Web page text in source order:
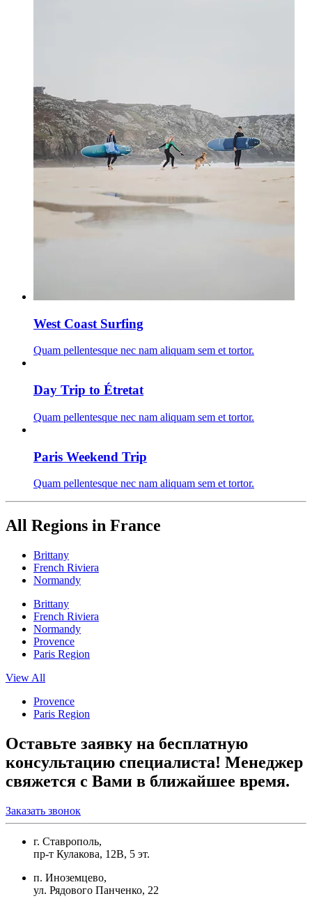
West Coast Surfing
Quam pellentesque nec nam aliquam sem et tortor.
Day Trip to Étretat
Quam pellentesque nec nam aliquam sem et tortor.
Paris Weekend Trip
Quam pellentesque nec nam aliquam sem et tortor.
All Regions in France
Brittany
French Riviera
Normandy
Brittany
French Riviera
Normandy
Provence
Paris Region
View All
Provence
Paris Region
Оставьте заявку на бесплатную
консультацию специалиста! Менеджер
свяжется с Вами в ближайшее время.
Заказать звонок
г. Ставрополь,
пр-т Кулакова, 12В, 5 эт.
п. Иноземцево,
ул. Рядового Панченко, 22